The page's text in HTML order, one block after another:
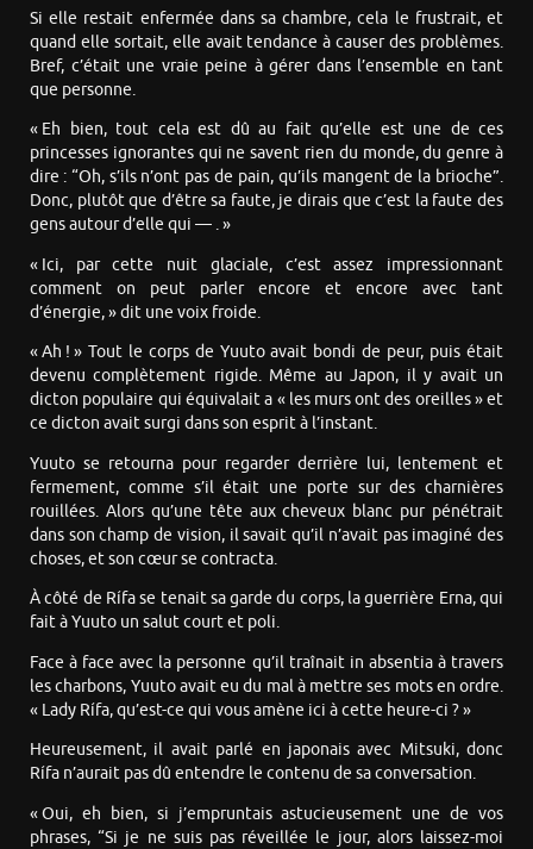
Si elle restait enfermée dans sa chambre, cela le frustrait, et
quand elle sortait, elle avait tendance à causer des problèmes.
Bref, c’était une vraie peine à gérer dans l’ensemble en tant
que personne.
« Eh bien, tout cela est dû au fait qu’elle est une de ces
princesses ignorantes qui ne savent rien du monde, du genre à
dire : “Oh, s’ils n’ont pas de pain, qu’ils mangent de la brioche”.
Donc, plutôt que d’être sa faute, je dirais que c’est la faute des
gens autour d’elle qui — . »
« Ici, par cette nuit glaciale, c’est assez impressionnant
comment on peut parler encore et encore avec tant
d’énergie, » dit une voix froide.
« Ah ! » Tout le corps de Yuuto avait bondi de peur, puis était
devenu complètement rigide. Même au Japon, il y avait un
dicton populaire qui équivalait a « les murs ont des oreilles » et
ce dicton avait surgi dans son esprit à l’instant.
Yuuto se retourna pour regarder derrière lui, lentement et
fermement, comme s’il était une porte sur des charnières
rouillées. Alors qu’une tête aux cheveux blanc pur pénétrait
dans son champ de vision, il savait qu’il n’avait pas imaginé des
choses, et son cœur se contracta.
À côté de Rífa se tenait sa garde du corps, la guerrière Erna, qui
fait à Yuuto un salut court et poli.
Face à face avec la personne qu’il traînait in absentia à travers
les charbons, Yuuto avait eu du mal à mettre ses mots en ordre.
« Lady Rífa, qu’est-ce qui vous amène ici à cette heure-ci ? »
Heureusement, il avait parlé en japonais avec Mitsuki, donc
Rífa n’aurait pas dû entendre le contenu de sa conversation.
« Oui, eh bien, si j’empruntais astucieusement une de vos
phrases, “Si je ne suis pas réveillée le jour, alors laissez-moi